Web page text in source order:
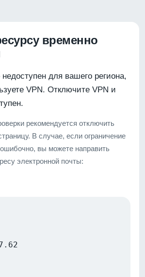
временно
для вашего региона,
VPN. Отключите VPN и
рекомендуется отключить
В случае, если ограничение
вы можете направить
электронной почты: